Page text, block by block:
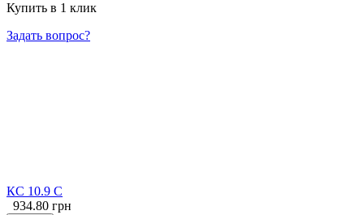
Купить в 1 клик
Задать вопрос?
КС 10.9 С
934.80 грн